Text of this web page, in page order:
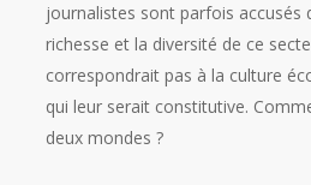
journalistes sont parfois accusés
richesse et la diversité de ce
correspondrait pas à la culture
qui leur serait constitutive.
deux mondes ?